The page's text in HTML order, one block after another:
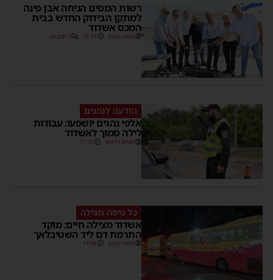
רשות המסים הניחה אבן פינה
למתקן הבידוק החדש בבית
המכס אשדוד
משה קאהן 15:37 2 תגובות
הודעה לנהגים
אלפי נהגים יושפעו: עבודות
לילה סמוך לאשדוד
מנחם דויטש 11:10
כל טיפה מצילה
אשדוד מצילה חיים: מוקד
התרמת דם ליד השטיבלאך
משה קאהן 11:05